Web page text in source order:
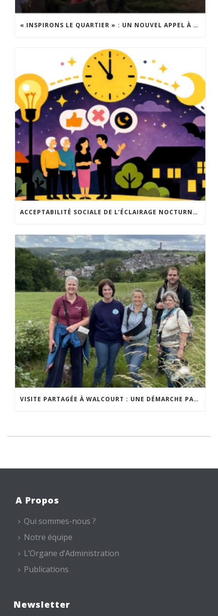
« INSPIRONS LE QUARTIER » : UN NOUVEL APPEL À PROJETS EST LANCÉ !
ACCEPTABILITÉ SOCIALE DE L’ÉCLAIRAGE NOCTURNE : LE REPLAY EST DISPONIBLE
VISITE PARTAGÉE À WALCOURT : UNE DÉMARCHE PARTICIPATIVE ANIMÉE PAR ESPACE ENVIRONNEMENT
A Propos
Qui sommes-nous ?
Notre équipe
L’Organe d’Administration
Publications
Newsletter